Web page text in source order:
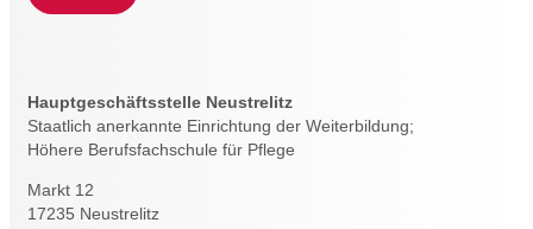
Hauptgeschäftsstelle Neustrelitz
Staatlich anerkannte Einrichtung der Weiterbildung;
Höhere Berufsfachschule für Pflege
Markt 12
17235 Neustrelitz